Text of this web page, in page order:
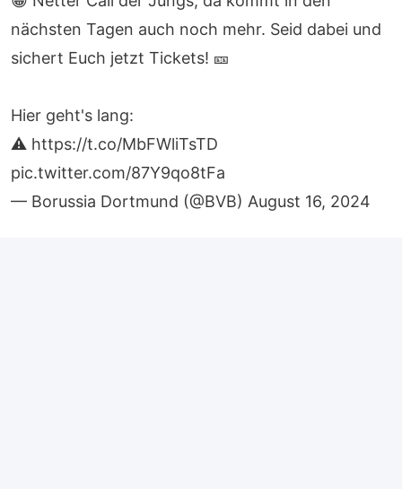
nächsten Tagen auch noch mehr. Seid dabei und
sichert Euch jetzt Tickets! 🎫
Hier geht's lang:
⚠️ https://t.co/MbFWliTsTD
pic.twitter.com/87Y9qo8tFa
— Borussia Dortmund (@BVB) August 16, 2024